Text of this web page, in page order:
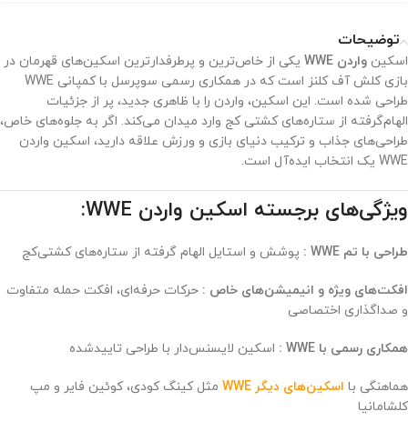
توضیحات
اسکین واردن WWE
یکی از خاص‌ترین و پرطرفدارترین اسکین‌های قهرمان در
بازی کلش آف کلنز است که در همکاری رسمی سوپرسل با کمپانی WWE
طراحی شده است. این اسکین، واردن را با ظاهری جدید، پر از جزئیات
الهام‌گرفته از ستاره‌های کشتی کج وارد میدان می‌کند. اگر به جلوه‌های خاص،
طراحی‌های جذاب و ترکیب دنیای بازی و ورزش علاقه دارید، اسکین واردن
WWE یک انتخاب ایده‌آل است.
ویژگی‌های برجسته اسکین واردن WWE:
طراحی با تم WWE : پوشش و استایل الهام گرفته از ستاره‌های کشتی‌کج
افکت‌های ویژه و انیمیشن‌های خاص : حرکات حرفه‌ای، افکت حمله متفاوت
و صداگذاری اختصاصی
همکاری رسمی با WWE : اسکین لایسنس‌دار با طراحی تاییدشده
هماهنگی با اسکین‌های دیگر WWE
مثل کینگ کودی، کوئین فایر و مپ
کلشامانیا